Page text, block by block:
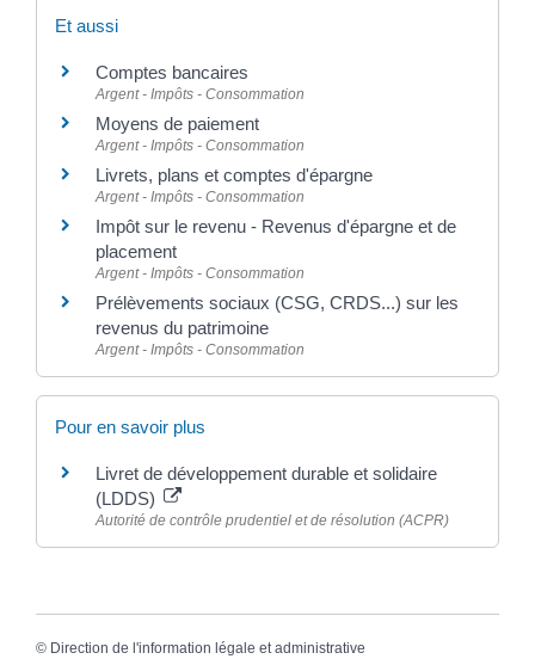
Et aussi
Comptes bancaires
Argent - Impôts - Consommation
Moyens de paiement
Argent - Impôts - Consommation
Livrets, plans et comptes d'épargne
Argent - Impôts - Consommation
Impôt sur le revenu - Revenus d'épargne et de
placement
Argent - Impôts - Consommation
Prélèvements sociaux (CSG, CRDS...) sur les
revenus du patrimoine
Argent - Impôts - Consommation
Pour en savoir plus
Livret de développement durable et solidaire
(LDDS)
Autorité de contrôle prudentiel et de résolution (ACPR)
© Direction de l'information légale et administrative